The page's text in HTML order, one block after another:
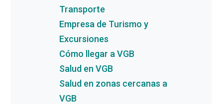
Transporte
Empresa de Turismo y
Excursiones
Cómo llegar a VGB
Salud en VGB
Salud en zonas cercanas a
VGB